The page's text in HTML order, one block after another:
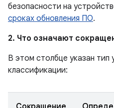
безопасности на
сроках обновления ПО.
2. Что означают
В этом столбце указан
классификации: